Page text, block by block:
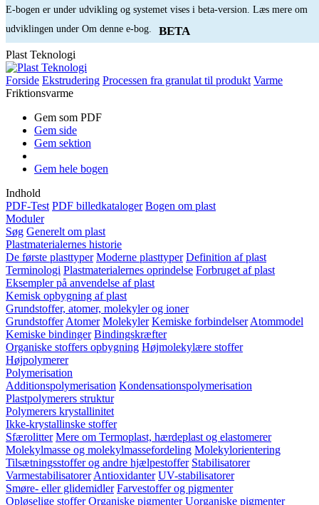
E-bogen er under udvikling og systemet vises i beta-version. Læs mere om
udviklingen under Om denne e-bog.
BETA
Plast Teknologi
Forside Ekstrudering Processen fra granulat til produkt Varme
Friktionsvarme
Gem som PDF
Gem side
Gem sektion
Gem hele bogen
Indhold
PDF-Test PDF billedkataloger Bogen om plast
Moduler
Søg Generelt om plast
Plastmaterialernes historie
De første plasttyper Moderne plasttyper Definition af plast
Terminologi Plastmaterialernes oprindelse Forbruget af plast
Eksempler på anvendelse af plast
Kemisk opbygning af plast
Grundstoffer, atomer, molekyler og ioner
Grundstoffer Atomer Molekyler Kemiske forbindelser Atommodel
Kemiske bindinger Bindingskræfter
Organiske stoffers opbygning Højmolekylære stoffer
Højpolymerer
Polymerisation
Additionspolymerisation Kondensationspolymerisation
Plastpolymerers struktur
Polymerers krystallinitet
Ikke-krystallinske stoffer
Sfærolitter Mere om Termoplast, hærdeplast og elastomerer
Molekylmasse og molekylmassefordeling Molekylorientering
Tilsætningsstoffer og andre hjælpestoffer Stabilisatorer
Varmestabilisatorer Antioxidanter UV-stabilisatorer
Smøre- eller glidemidler Farvestoffer og pigmenter
Opløselige stoffer Organiske pigmenter Uorganiske pigmenter